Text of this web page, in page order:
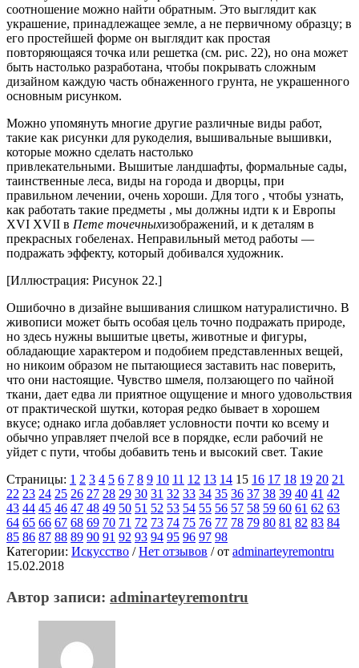
соотношение можно найти обратным. Это выглядит как
украшение, принадлежащее земле, а не первичному образцу; в
его простейшей форме он выглядит как простая
повторяющаяся точка или решетка (см. рис. 22), но она может
быть настолько разработана, чтобы покрывать сложным
дизайном каждую часть обнаженного грунта, не украшенного
основным рисунком.
Можно упомянуть многие другие различные виды работ,
такие как рисунки для рукоделия, вышивальные вышивки,
которые можно сделать настолько
привлекательными. Вышитые ландшафты, формальные сады,
таинственные леса, виды на города и дворцы, при
правильном лечении, очень хороши. Для того , чтобы узнать,
как работать такие предметы , мы должны идти к и Европы
XVI ХVII в Пете точечныхизображений, и к деталям в
прекрасных гобеленах. Неправильный метод работы —
подражать эффекту, который добивался художник.
[Иллюстрация: Рисунок 22.]
Ошибочно в дизайне вышивания слишком натуралистично. В
живописи может быть особая цель точно подражать природе,
но здесь нужны вышитые цветы, животные и фигуры,
обладающие характером и подобием представленных вещей,
но никоим образом не пытающиеся заставить нас поверить,
что они настоящие. Чувство шмеля, ползающего по чайной
ткани, дает едва ли приятное ощущение и много удовольствия
от практической шутки, которая редко бывает в хорошем
вкусе; однако игла добавляет условности почти ко всему и
обычно управляет пчелой все в порядке, если рабочий не
уйдет с пути, чтобы добавить тень и высокий свет. Такие
Страницы: 1 2 3 4 5 6 7 8 9 10 11 12 13 14 15 16 17 18 19 20 21
22 23 24 25 26 27 28 29 30 31 32 33 34 35 36 37 38 39 40 41 42
43 44 45 46 47 48 49 50 51 52 53 54 55 56 57 58 59 60 61 62 63
64 65 66 67 68 69 70 71 72 73 74 75 76 77 78 79 80 81 82 83 84
85 86 87 88 89 90 91 92 93 94 95 96 97 98
Категории: Искусство / Нет отзывов /от adminarteyremontru
15.02.2018
Автор записи: adminarteyremontru